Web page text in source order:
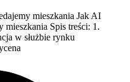
mieszkania Jak AI
mieszkania Spis treści: 1.
w służbie rynku